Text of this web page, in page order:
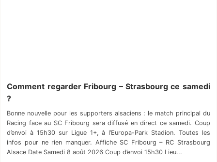
Comment regarder Fribourg – Strasbourg ce samedi
?
Bonne nouvelle pour les supporters alsaciens : le match principal du
Racing face au SC Fribourg sera diffusé en direct ce samedi. Coup
d’envoi à 15h30 sur Ligue 1+, à l’Europa-Park Stadion. Toutes les
infos pour ne rien manquer. Affiche SC Fribourg – RC Strasbourg
Alsace Date Samedi 8 août 2026 Coup d’envoi 15h30 Lieu...